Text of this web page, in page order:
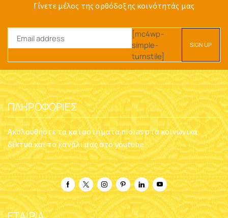
ΚΑΝΔΗΛΙ ΚΡΕΜΑΣΤΟ ΜΕ
ΛΑΜΠΟΓΥΑΛΟ ΝΙΚΕΛ
Κωδικός:5330-01
$47.93
ΚΑΝΔΗΛΙ ΚΡΕΜΑΣΤΟ ΜΕ
ΛΑΜΠΟΓΥΑΛΟ ΟΞΙΔΈ
Κωδικός:5330-03
$44.57